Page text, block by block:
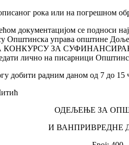
рока или на погрешном
документацијом се подноси
Општинска управа општине
КОНКУРСУ ЗА
лично на писарници
добити радним даном од 7 до 15
ОДЕЉЕЊЕ ЗА
И ВАНПРИВРЕДНЕ